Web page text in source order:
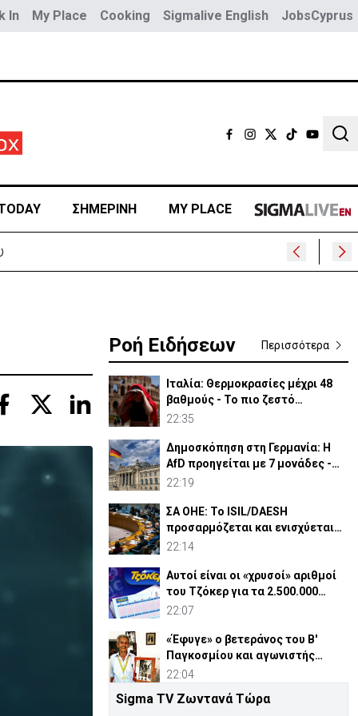
In My Place Cooking Sigmalive English JobsCyprus
ΣΗΜΕΡΙΝΗ MY PLACE
Ροή Ειδήσεων Περισσότερα
Ιταλία: Θερμοκρασίες μέχρι 48
βαθμούς - Το πιο ζεστό
καλοκαίρι των 100 χρόνων
22:35
Δημοσκόπηση στη Γερμανία: Η
AfD προηγείται με 7 μονάδες -
Διεύρυνε τη διαφορά
22:19
ΣΑ ΟΗΕ: Το ISIL/DAESH
προσαρμόζεται και ενισχύεται
στην Αφρική - Πώς απειλεί
22:14
Αυτοί είναι οι «χρυσοί» αριθμοί
του Τζόκερ για τα 2.500.000
ευρώ
22:07
«Έφυγε» ο βετεράνος του Β'
Παγκοσμίου και αγωνιστής
ΕΟΚΑ, Παύλος Μ. Κασάπης
22:04
«Όχι» 9 χωρών σε ισχυρισμό
Sigma TV Ζωντανά Τώρα